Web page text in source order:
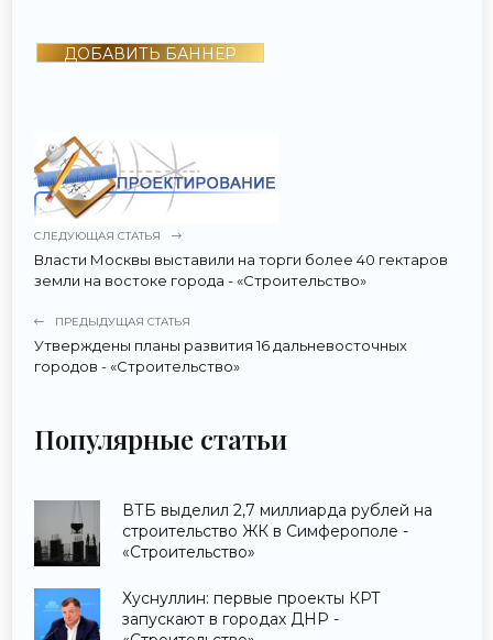
ДОБАВИТЬ БАННЕР
СЛЕДУЮЩАЯ СТАТЬЯ
Власти Москвы выставили на торги более 40 гектаров
земли на востоке города - «Строительство»
ПРЕДЫДУЩАЯ СТАТЬЯ
Утверждены планы развития 16 дальневосточных
городов - «Строительство»
Популярные статьи
ВТБ выделил 2,7 миллиарда рублей на
строительство ЖК в Симферополе -
«Строительство»
Хуснуллин: первые проекты КРТ
запускают в городах ДНР -